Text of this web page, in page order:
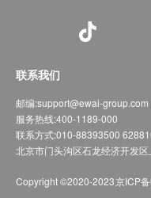
联系我们
邮编:support@ewai-group.com
服务热线:400-1189-000
联系方式:010-88393500
北京市门头沟区石龙经济开发
Copyright ©2020-2023京ICP